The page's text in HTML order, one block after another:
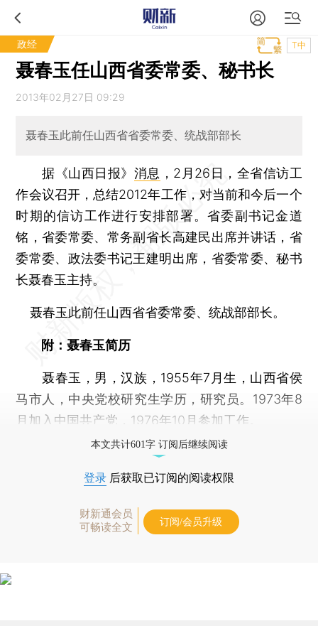
政经 T中
聂春玉任山西省委常委、秘书长
2013年02月27日 09:29
聂春玉此前任山西省省委常委、统战部部长
据《山西日报》 消息 ，2月26日，全省信访工
作会议召开，总结2012年工作，对当前和今后一个
时期的信访工作进行安排部署。省委副书记金道
铭，省委常委、常务副省长高建民出席并讲话，省
委常委、政法委书记王建明出席，省委常委、秘书
长聂春玉主持。
聂春玉此前任山西省省委常委、统战部部长。
附：聂春玉简历
聂春玉，男，汉族，1955年7月生，山西省侯
马市人，中央党校研究生学历，研究员。1973年8
月加入中国共产党，1976年10月参加工作。
本文共计601字 订阅后继续阅读
登录 后获取已订阅的阅读权限
财新通会员
可畅读全文
订阅/会员升级